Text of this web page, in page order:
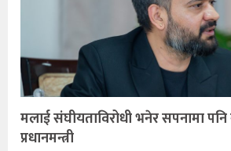
मलाई संघीयताविरोधी भनेर सपनामा पनि
प्रधानमन्त्री